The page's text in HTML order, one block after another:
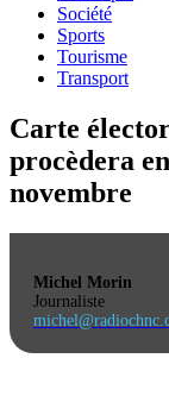
Société
Sports
Tourisme
Transport
Carte
procèdera
novembre
Michel Morin
Journaliste